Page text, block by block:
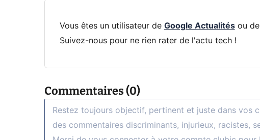
Vous êtes un utilisateur de Google Actualitésou de
Suivez-nous pour ne rien rater de l'actu tech !
Commentaires (0)